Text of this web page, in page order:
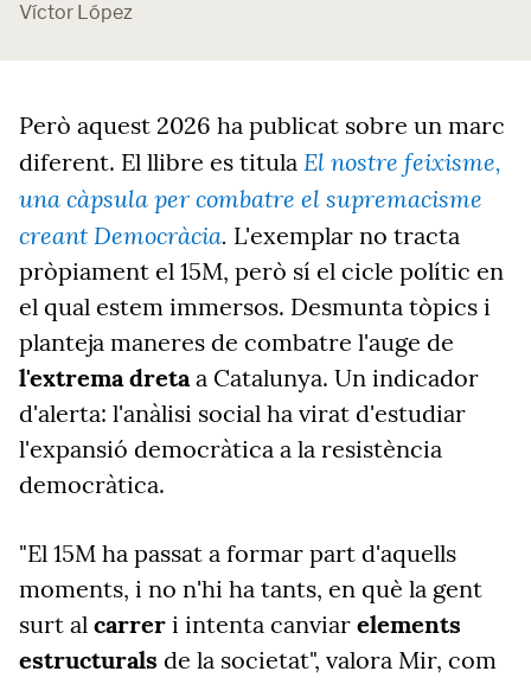
Víctor López
Però aquest 2026 ha publicat sobre un marc
diferent. El llibre es titula El nostre feixisme,
una càpsula per combatre el supremacisme
creant Democràcia. L'exemplar no tracta
pròpiament el 15M, però sí el cicle polític en
el qual estem immersos. Desmunta tòpics i
planteja maneres de combatre l'auge de
l'extrema dretaa Catalunya. Un indicador
d'alerta: l'anàlisi social ha virat d'estudiar
l'expansió democràtica a la resistència
democràtica.
"El 15M ha passat a formar part d'aquells
moments, i no n'hi ha tants, en què la gent
surt al carrer i intenta canviar elements
estructurals de la societat", valora Mir, com